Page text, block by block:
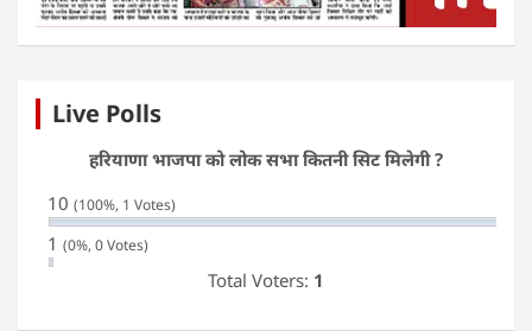
Live Polls
हरियाणा भाजपा को लोक सभा कितनी सिट मिलेगी ?
10 (100%, 1 Votes)
1 (0%, 0 Votes)
Total Voters: 1